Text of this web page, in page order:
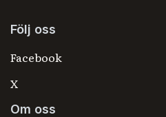
Följ oss
Facebook
X
Om oss